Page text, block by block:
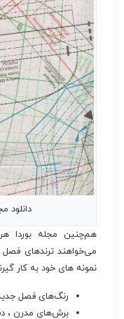
دانلود
می‌خواهند ترندهای فصل
نمونه های خود به کار
رنگ‌های فصل
برش‌های مدرن ،